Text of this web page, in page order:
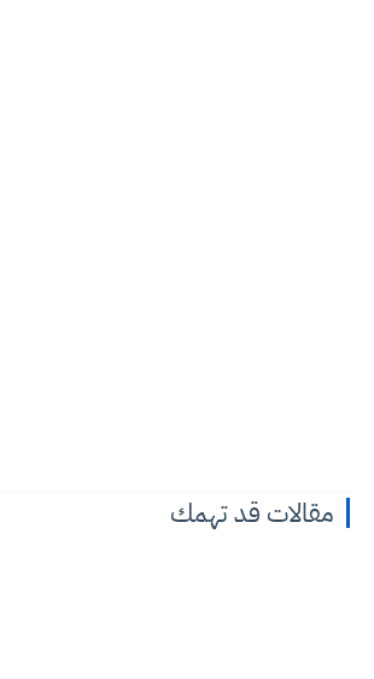
مقالات قد تهمك